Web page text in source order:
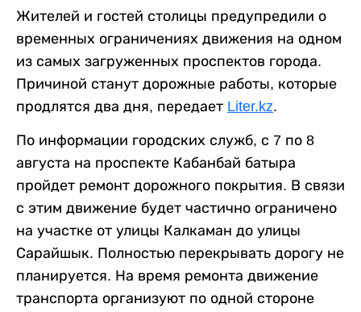
Жителей и гостей столицы предупредили о
временных ограничениях движения на одном
из самых загруженных проспектов города.
Причиной станут дорожные работы, которые
продлятся два дня, передает Liter.kz.
По информации городских служб, с 7 по 8
августа на проспекте Кабанбай батыра
пройдет ремонт дорожного покрытия. В связи
с этим движение будет частично ограничено
на участке от улицы Калкаман до улицы
Сарайшык. Полностью перекрывать дорогу не
планируется. На время ремонта движение
транспорта организуют по одной стороне